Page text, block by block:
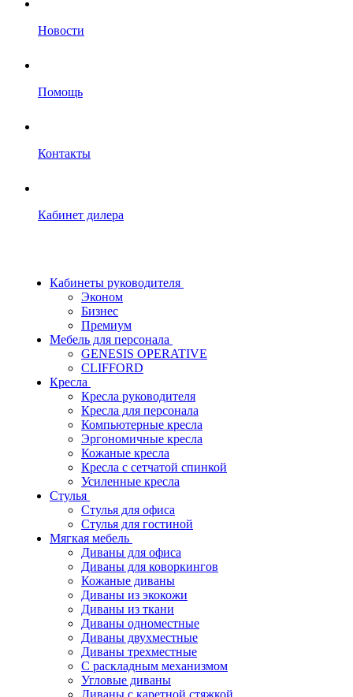
Новости
Помощь
Контакты
Кабинет дилера
Кабинеты руководителя
Эконом
Бизнес
Премиум
Мебель для персонала
GENESIS OPERATIVE
CLIFFORD
Кресла
Кресла руководителя
Кресла для персонала
Компьютерные кресла
Эргономичные кресла
Кожаные кресла
Кресла с сетчатой спинкой
Усиленные кресла
Стулья
Стулья для офиса
Стулья для гостиной
Мягкая мебель
Диваны для офиса
Диваны для коворкингов
Кожаные диваны
Диваны из экокожи
Диваны из ткани
Диваны одноместные
Диваны двухместные
Диваны трехместные
С раскладным механизмом
Угловые диваны
Диваны с каретной стяжкой